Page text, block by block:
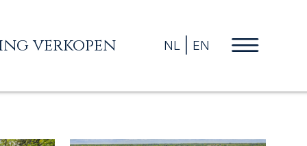
verkopen NL EN